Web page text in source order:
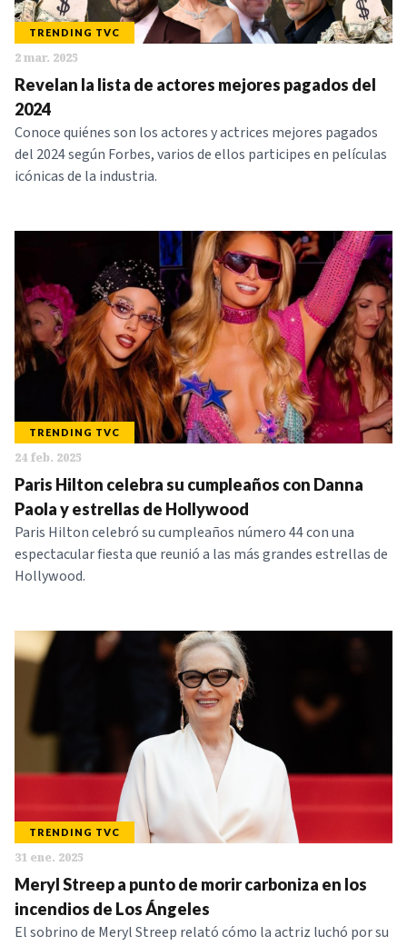
TRENDING TVC
2 mar. 2025
Revelan la lista de actores mejores pagados del
2024
Conoce quiénes son los actores y actrices mejores pagados
del 2024 según Forbes, varios de ellos participes en películas
icónicas de la industria.
TRENDING TVC
24 feb. 2025
Paris Hilton celebra su cumpleaños con Danna
Paola y estrellas de Hollywood
Paris Hilton celebró su cumpleaños número 44 con una
espectacular fiesta que reunió a las más grandes estrellas de
Hollywood.
TRENDING TVC
31 ene. 2025
Meryl Streep a punto de morir carboniza en los
incendios de Los Ángeles
El sobrino de Meryl Streep relató cómo la actriz luchó por su